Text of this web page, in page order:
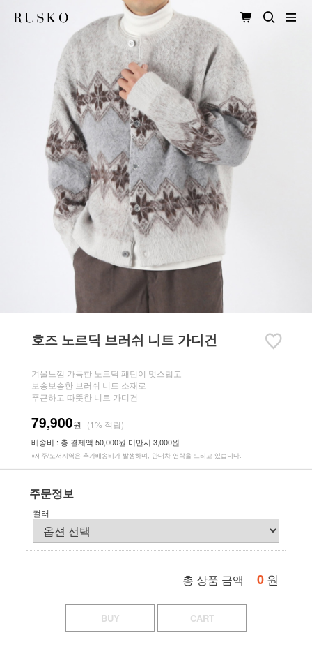
호즈 노르딕 브러쉬 니트 가디건
겨울느낌 가득한 노르딕 패턴이 멋스럽고
보송보송한 브러쉬 니트 소재로
푸근하고 따뜻한 니트 가디건
79,900원 (1% 적립)
배송비 : 총 결제액 50,000원 미만시 3,000원
※제주/도서지역은 추가배송비가 발생하며, 안내차 연락을 드리고 있습니다.
주문정보
컬러
총 상품 금액 0 원
BUY CART